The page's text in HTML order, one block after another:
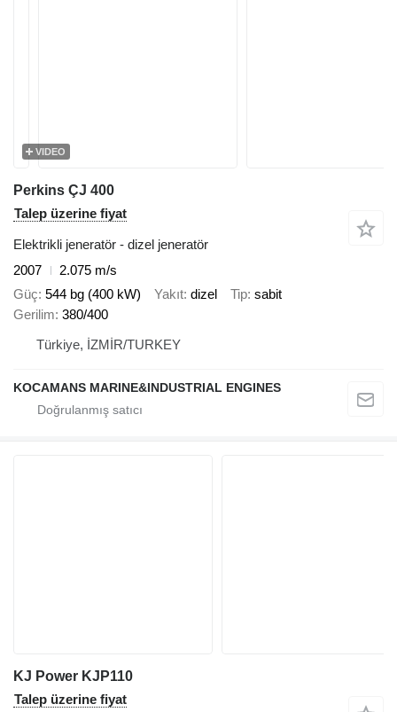
VIDEO
Perkins ÇJ 400
Talep üzerine fiyat
Elektrikli jeneratör - dizel jeneratör
2007
2.075 m/s
Güç 544 bg (400 kW) Yakıt dizel Tip sabit
Gerilim 380/400
Türkiye, İZMİR/TURKEY
KOCAMANS MARINE&INDUSTRIAL ENGINES
KJ Power KJP110
Talep üzerine fiyat